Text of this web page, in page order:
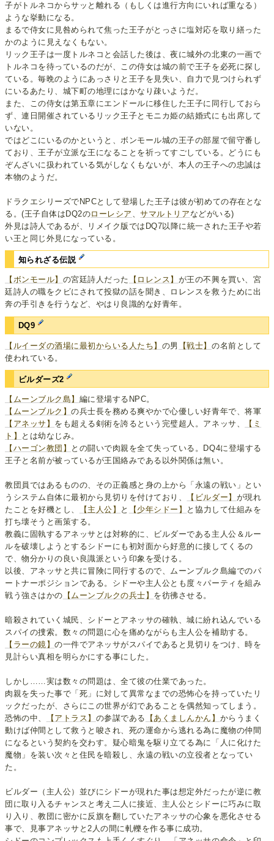
子がトルネコからサッと離れる（もしくは進行方向にいれば重なる）
ような挙動になる。
まるで侍女に見咎められて焦った王子がとっさに塩対応を取り繕った
かのように見えなくもない。
リック王子は一度トルネコと会話した後は、夜に城外の北東の一画で
トルネコを待っているのだが、この侍女は城の前で王子を必死に探し
ている。毎晩のようにあっさりと王子を見失い、自力で見つけられず
にいるあたり、城下町の地理にはかなり疎いようだ。
また、この侍女は第五章にエンドールに移住した王子に同行しておら
ず、連日開催されているリック王子とモニカ姫の結婚式にも出席して
いない。
ではどこにいるのかというと、ボンモール城の王子の部屋で留守番し
ており、王子が立派な王になることを祈ってすごしている。どうにも
ぞんざいに扱われている気がしなくもないが、本人の王子への忠誠は
本物のようだ。
ドラクエシリーズでNPCとして登場した王子は彼が初めての存在とな
る。(王子自体はDQ2のローレシア 、サマルトリア などがいる)
外見は詩人であるが、リメイク版ではDQ7以降に統一された王子や若
い王と同じ外見になっている。
知られざる伝説
【ボンモール】 の宮廷詩人だった 【ロレンス】 が王の不興を買い、宮
廷詩人の職をクビにされて投獄の話を聞き、ロレンスを救うために出
奔の手引きを行うなど、やはり良識的な好青年。
DQ9
【ルイーダの酒場に最初からいる人たち】 の男 【戦士】の名前として
使われている。
ビルダーズ2
【ムーンブルク島】 編に登場するNPC。
【ムーンブルク】の兵士長を務める爽やかで心優しい好青年で、将軍
【アネッサ】 をも超える剣術を誇るという完璧超人。アネッサ、
【ミ
ト】
とは幼なじみ。
【ハーゴン教団】
との闘いで肉親を全て失っている。DQ4に登場する
王子と名前が被っているが王国絡みである以外関係は無い。
教団員ではあるものの、その正義感と身の上から「永遠の戦い」とい
うシステム自体に最初から見切りを付けており、
【ビルダー】 が現れ
たことを好機とし、
【主人公】 と 【少年シドー】
と協力して仕組みを
打ち壊そうと画策する。
教義に固執するアネッサとは対称的に、ビルダーである主人公＆ルー
ルを破壊しようとするシドーにも初対面から好意的に接してくるの
で、物分かりの良い良識派という印象を受ける。
以後、アネッサと共に冒険に同行するので、ムーンブルク島編でのパ
ートナーポジションである。シドーや主人公とも度々パーティを組み
戦う強さはかの 【ムーンブルクの兵士】 を彷彿させる。
暗殺されていく城民、シドーとアネッサの確執、城に紛れ込んでいる
スパイの捜索。数々の問題に心を痛めながらも主人公を補助する。
【ラーの鏡】の一件でアネッサがスパイであると見切りをつけ、時を
見計らい真相を明らかにする事にした。
しかし……実は数々の問題は、全て彼の仕業であった。
肉親を失った事で「死」に対して異常なまでの恐怖心を持っていたリ
ックだったが、さらにこの世界が幻であることを偶然知ってしまう。
恐怖の中、
【アトラス】 の参謀である 【あくましんかん】 からうまく
動けば仲間として救うと唆され、死の運命から逃れる為に魔物の仲間
になるという契約を交わす。疑心暗鬼を駆り立てる為に「人に化けた
魔物」を装い次々と住民を暗殺し、永遠の戦いの立役者となってい
た。
ビルダー（主人公）並びにシドーが現れた事は想定外だったが逆に教
団に取り入るチャンスと考え二人に接近、主人公とシドーに巧みに取
り入り、教団に密かに反旗を翻していたアネッサの心象を悪化させる
事で、見事アネッサと2人の間に軋轢を作る事に成功。